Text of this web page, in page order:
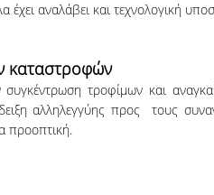
αναλάβει και τεχνολογική
καταστροφών
τροφίμων και
αλληλεγγύης προς τους
προοπτική.